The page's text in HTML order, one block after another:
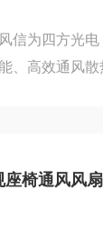
信为四方光
、高效通风
效的线上交
椅通风风